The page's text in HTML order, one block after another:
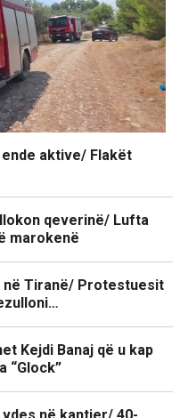
aktive/ Flakët
qeverinë/ Lufta
marokenë
në Tiranë/ Protestuesit
Kejdi Banaj që u kap
“Glock”